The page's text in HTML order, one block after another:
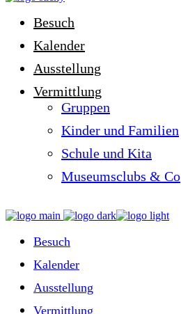
Besuch
Kalender
Ausstellung
Vermittlung
Gruppen
Kinder und Familien
Schule und Kita
Museumsclubs & Co
Besuch
Kalender
Ausstellung
Vermittlung